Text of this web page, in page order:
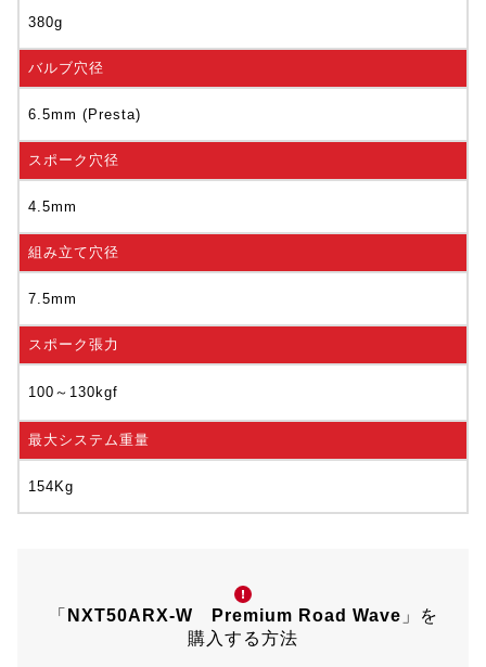
380g
バルブ穴径
6.5mm (Presta)
スポーク穴径
4.5mm
組み立て穴径
7.5mm
スポーク張力
100～130kgf
最大システム重量
154Kg
「 NXT50ARX-W Premium Road Wave 」を
購入する方法